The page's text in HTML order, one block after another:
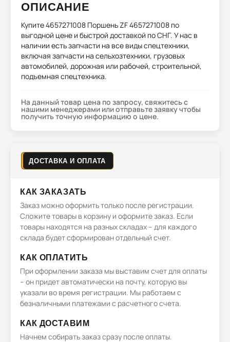
ОПИСАНИЕ
Купите4657271008 Поршень ZF 4657271008 по
выгодной цене и быстрой доставкой по СНГ. У нас в
наличии есть запчасти на все виды спецтехники,
включая запчасти на сельхозтехники, грузовых
автомобилей, дорожная или рабочей, строительной,
подъемная спецтехника.
На данный товар цена по запросу, свяжитесь с
нашими менеджерами или отправьте заявку чтобы
получить точную информацию о цене.
ДОСТАВКА И ОПЛАТА
КАК ЗАКАЗАТЬ
Заказ можно оформить только после регистрации.
Сложите товары в корзину и оформите заказ. Если
товары находятся на разных складах – для каждого
склада будет сформирован отдельный счет.
КАК ОПЛАТИТЬ
При оформлении заказа мы выставим счет для оплаты
– он придет автоматически на почту, которую вы
указали во время регистрации. Мы работаем с
безналичными платежами с расчетного счета.
КАК ДОСТАВИМ
Начнем собирать заказ сразу после оплаты.